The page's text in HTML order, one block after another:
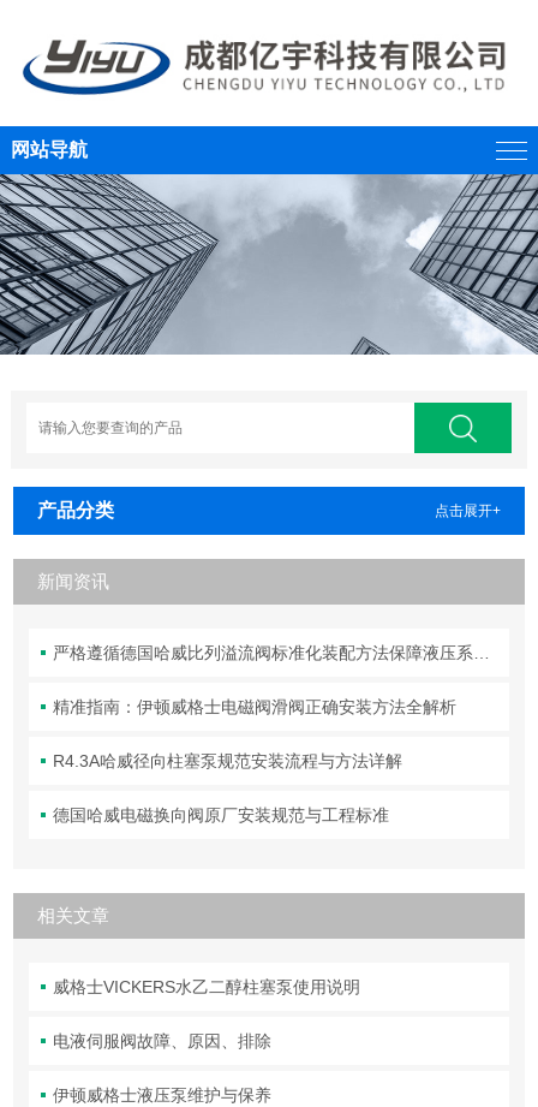
网站导航
产品分类 点击展开+
新闻资讯
严格遵循德国哈威比列溢流阀标准化装配方法保障液压系统压力调控精准可靠
精准指南：伊顿威格士电磁阀滑阀正确安装方法全解析
R4.3A哈威径向柱塞泵规范安装流程与方法详解
德国哈威电磁换向阀原厂安装规范与工程标准
相关文章
威格士VICKERS水乙二醇柱塞泵使用说明
电液伺服阀故障、原因、排除
伊顿威格士液压泵维护与保养